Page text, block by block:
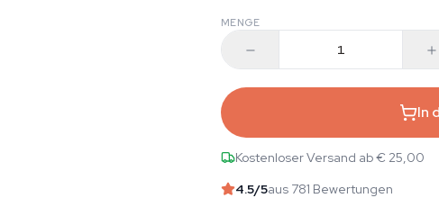
MENGE
In
Kostenloser Versand ab € 25,00
4.5/5aus 781 Bewertungen